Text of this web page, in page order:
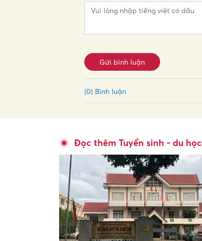
Gửi bình luận
(0) Bình luận
Đọc thêm Tuyển sinh - du học